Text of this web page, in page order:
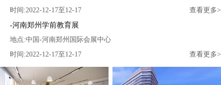
时间:2022-12-17至12-17
查看更多>
河南郑州学前教育展
地点:中国-河南郑州国际会展中心
时间:2022-12-17至12-17
查看更多>